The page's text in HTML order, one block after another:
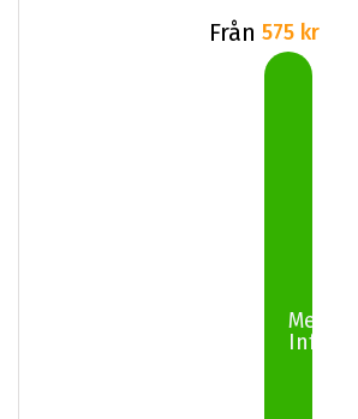
Från 575 kr
Mer
Info